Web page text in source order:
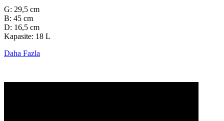
G: 29,5 cm
B: 45 cm
D: 16,5 cm
Kapasite: 18 L
Daha Fazla